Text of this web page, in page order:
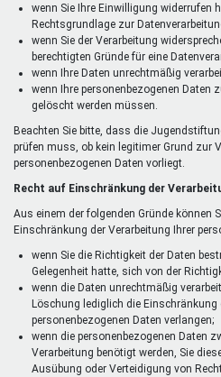
wenn Sie Ihre Einwilligung widerrufen
Rechtsgrundlage zur
wenn Sie der Verarbeitung
berechtigten Gründe für eine
wenn Ihre Daten unrechtmäßig
wenn Ihre personenbezogenen Daten
gelöscht werden müssen.
Beachten Sie bitte, dass die
prüfen muss, ob kein legitimer Grund zur
personenbezogenen Daten vorliegt.
Recht auf Einschränkung der
Aus einem der folgenden Gründe können
Einschränkung der Verarbeitung Ihrer
wenn Sie die Richtigkeit der Daten
Gelegenheit hatte, sich von der
wenn die Daten unrechtmäßig
Löschung lediglich die Einschränkung
personenbezogenen Daten verlangen;
wenn die personenbezogenen Daten
Verarbeitung benötigt werden, Sie
Ausübung oder Verteidigung von